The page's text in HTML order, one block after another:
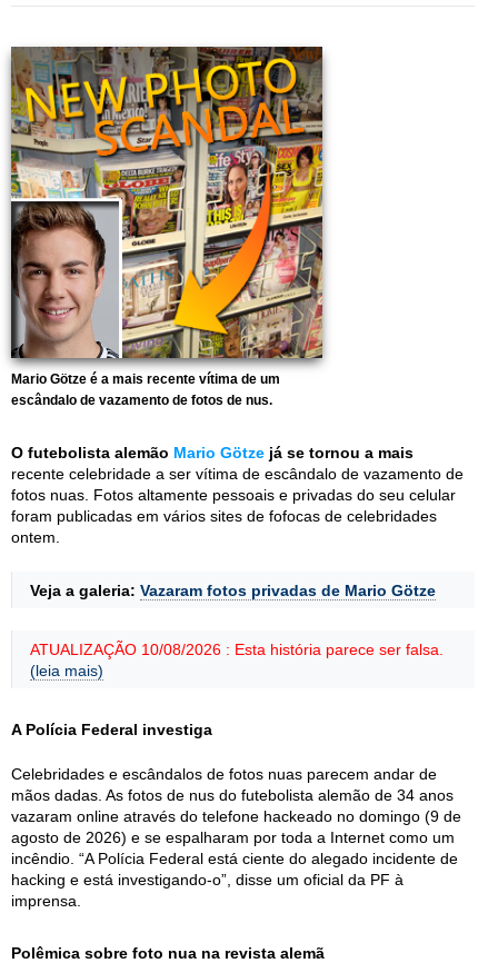
Mario Götze é a mais recente vítima de um
escândalo de vazamento de fotos de nus.
O futebolista alemão Mario Götze já se tornou a mais
recente celebridade a ser vítima de escândalo de vazamento de
fotos nuas. Fotos altamente pessoais e privadas do seu celular
foram publicadas em vários sites de fofocas de celebridades
ontem.
Veja a galeria: Vazaram fotos privadas de Mario Götze
ATUALIZAÇÃO 10/08/2026 : Esta história parece ser falsa.
(leia mais)
A Polícia Federal investiga
Celebridades e escândalos de fotos nuas parecem andar de
mãos dadas. As fotos de nus do futebolista alemão de 34 anos
vazaram online através do telefone hackeado no domingo (9 de
agosto de 2026) e se espalharam por toda a Internet como um
incêndio. “A Polícia Federal está ciente do alegado incidente de
hacking e está investigando-o”, disse um oficial da PF à
imprensa.
Polêmica sobre foto nua na revista alemã